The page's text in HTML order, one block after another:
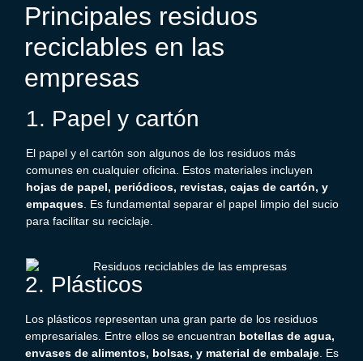
Principales residuos
reciclables en las
empresas
1. Papel y cartón
El papel y el cartón son algunos de los residuos más
comunes en cualquier oficina. Estos materiales incluyen
hojas de papel, periódicos, revistas, cajas de cartón, y
empaques . Es fundamental separar el papel limpio del sucio
para facilitar su reciclaje.
2. Plásticos
Los plásticos representan una gran parte de los residuos
empresariales. Entre ellos se encuentran botellas de agua,
envases de alimentos, bolsas, y material de embalaje . Es